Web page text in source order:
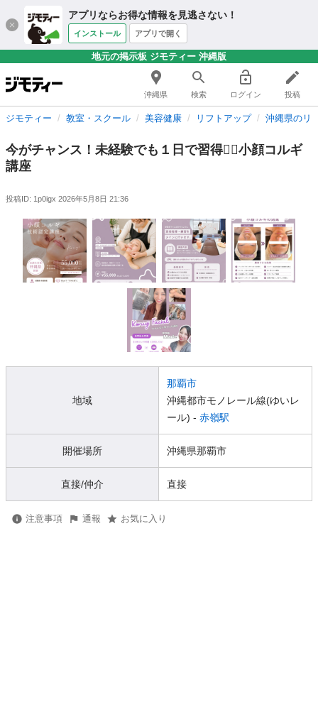
アプリならお得な情報を見逃さない！
インストール アプリで開く
地元の掲示板 ジモティー 沖縄版
沖縄県 検索 ログイン 投稿
ジモティー 教室・スクール 美容健康 リフトアップ 沖縄県のリ
今がチャンス！未経験でも１日で習得❤️‍🔥小顔コルギ
講座
投稿ID: 1p0igx 2026年5月8日 21:36
地域
那覇市
沖縄都市モノレール線(ゆいレ
ール) - 赤嶺駅
開催場所 沖縄県那覇市
直接/仲介 直接
注意事項 通報 お気に入り